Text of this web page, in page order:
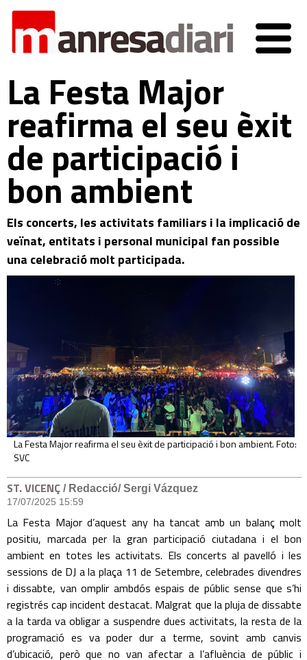
La Festa Major
reafirma el seu èxit
de participació i
bon ambient
Els concerts, les activitats familiars i la implicació de
veïnat, entitats i personal municipal fan possible
una celebració molt participada.
La Festa Major reafirma el seu èxit de participació i bon ambient. Foto:
SVC
ST. VICENÇ / Redacció/ Sergi Vázquez
17/07/2025 15:59
La Festa Major d’aquest any ha tancat amb un balanç molt
positiu, marcada per la gran participació ciutadana i el bon
ambient en totes les activitats. Els concerts al pavelló i les
sessions de DJ a la plaça 11 de Setembre, celebrades divendres
i dissabte, van omplir ambdós espais de públic sense que s’hi
registrés cap incident destacat. Malgrat que la pluja de dissabte
a la tarda va obligar a suspendre dues activitats, la resta de la
programació es va poder dur a terme, sovint amb canvis
d’ubicació, però que no van afectar a l’afluència de públic i